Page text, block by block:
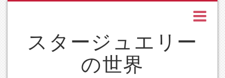
スタージュエリー
の世界